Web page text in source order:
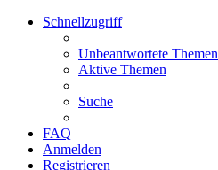
Schnellzugriff
Unbeantwortete Themen
Aktive Themen
Suche
FAQ
Anmelden
Registrieren